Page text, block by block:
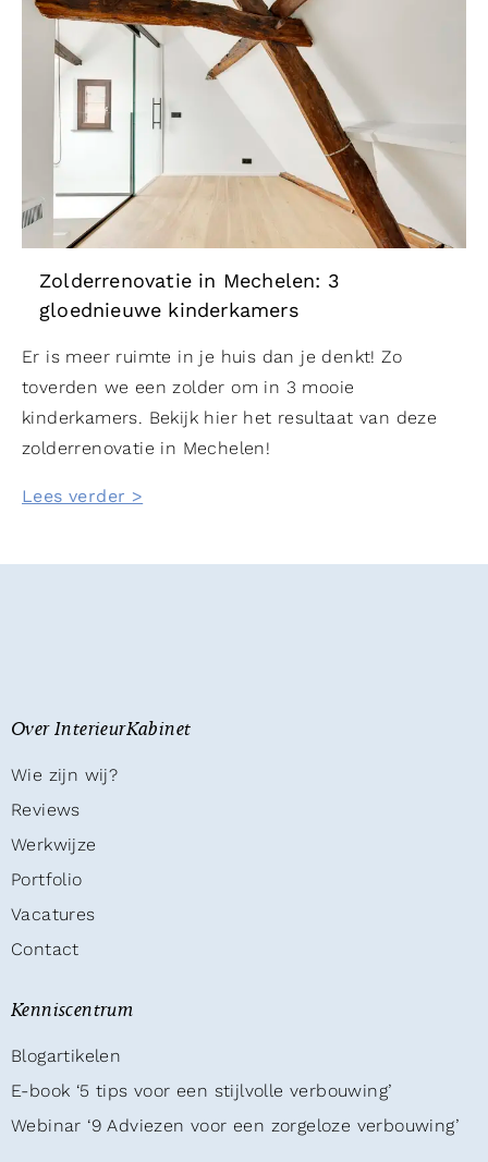
Zolderrenovatie in Mechelen: 3
gloednieuwe kinderkamers
Er is meer ruimte in je huis dan je denkt! Zo
toverden we een zolder om in 3 mooie
kinderkamers. Bekijk hier het resultaat van deze
zolderrenovatie in Mechelen!
Lees verder >
Over InterieurKabinet
Wie zijn wij?
Reviews
Werkwijze
Portfolio
Vacatures
Contact
Kenniscentrum
Blogartikelen
E-book ‘5 tips voor een stijlvolle verbouwing’
Webinar ‘9 Adviezen voor een zorgeloze verbouwing’